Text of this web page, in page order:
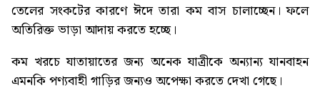
তেলের সংকটের কারণে ঈদে তারা কম বাস চালাচ্ছেন। ফলে
অতিরিক্ত ভাড়া আদায় করতে হচ্ছে।
কম খরচে যাতায়াতের জন্য অনেক যাত্রীকে অন্যান্য যানবাহন
এমনকি পণ্যবাহী গাড়ির জন্যও অপেক্ষা করতে দেখা গেছে।